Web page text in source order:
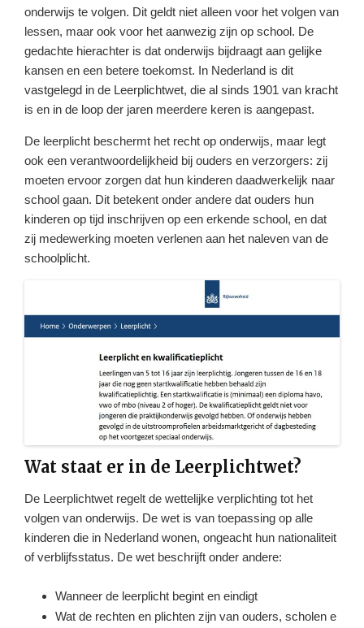
onderwijs te volgen. Dit geldt niet alleen voor het volgen van
lessen, maar ook voor het aanwezig zijn op school. De
gedachte hierachter is dat onderwijs bijdraagt aan gelijke
kansen en een betere toekomst. In Nederland is dit
vastgelegd in de Leerplichtwet, die al sinds 1901 van kracht
is en in de loop der jaren meerdere keren is aangepast.
De leerplicht beschermt het recht op onderwijs, maar legt
ook een verantwoordelijkheid bij ouders en verzorgers: zij
moeten ervoor zorgen dat hun kinderen daadwerkelijk naar
school gaan. Dit betekent onder andere dat ouders hun
kinderen op tijd inschrijven op een erkende school, en dat
zij medewerking moeten verlenen aan het naleven van de
schoolplicht.
Wat staat er in de Leerplichtwet?
De Leerplichtwet regelt de wettelijke verplichting tot het
volgen van onderwijs. De wet is van toepassing op alle
kinderen die in Nederland wonen, ongeacht hun nationaliteit
of verblijfsstatus. De wet beschrijft onder andere:
Wanneer de leerplicht begint en eindigt
Wat de rechten en plichten zijn van ouders, scholen e